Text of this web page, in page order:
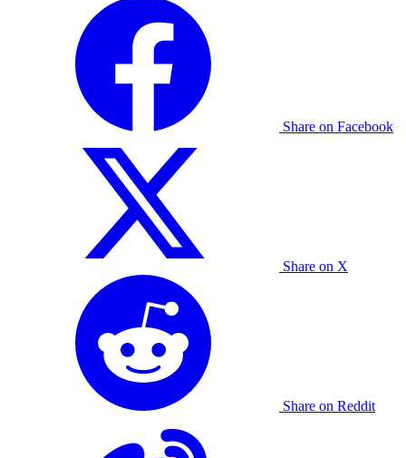
Share on Facebook
Share on X
Share on Reddit